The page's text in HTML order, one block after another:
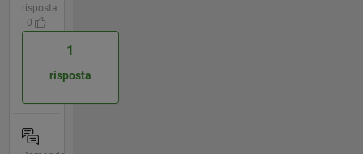
risposta
| 0
1
risposta